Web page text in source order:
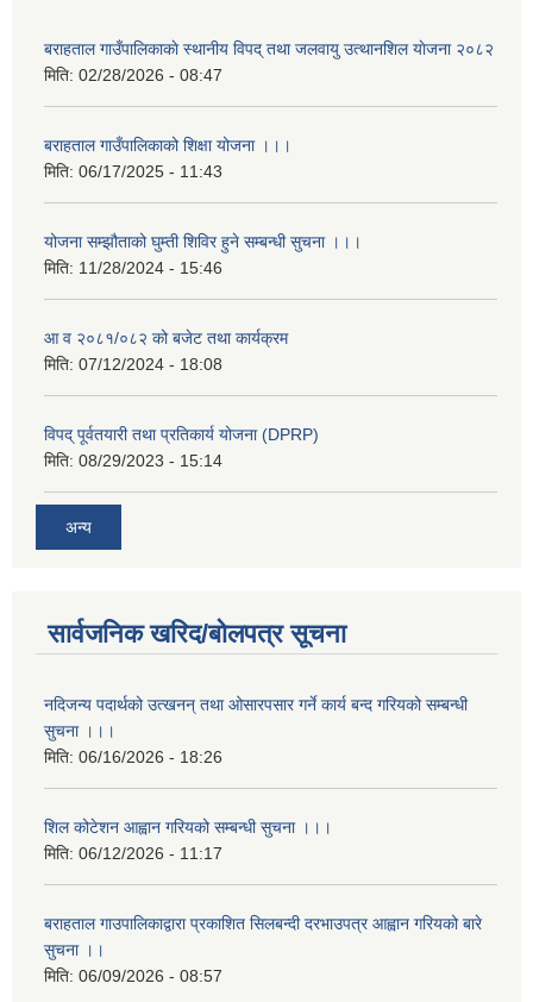
बराहताल गाउँपालिकाकाे स्थानीय विपद् तथा जलवायु उत्थानशिल याेजना २०८२
मिति: 02/28/2026 - 08:47
बराहताल गाउँपालिकाको शिक्षा योजना ।।।
मिति: 06/17/2025 - 11:43
योजना सम्झौताको घुम्ती शिविर हुने सम्बन्धी सुचना ।।।
मिति: 11/28/2024 - 15:46
आ व २०८१/०८२ को बजेट तथा कार्यक्रम
मिति: 07/12/2024 - 18:08
विपद् पूर्वतयारी तथा प्रतिकार्य योजना (DPRP)
मिति: 08/29/2023 - 15:14
अन्य
सार्वजनिक खरिद/बोलपत्र सूचना
नदिजन्य पदार्थको उत्खनन् तथा ओसारपसार गर्ने कार्य बन्द गरियको सम्बन्धी
सुचना ।।।
मिति: 06/16/2026 - 18:26
शिल कोटेशन आह्वान गरियको सम्बन्धी सुचना ।।।
मिति: 06/12/2026 - 11:17
बराहताल गाउपालिकाद्वारा प्रकाशित सिलबन्दी दरभाउपत्र आह्वान गरियको बारे
सुचना ।।
मिति: 06/09/2026 - 08:57